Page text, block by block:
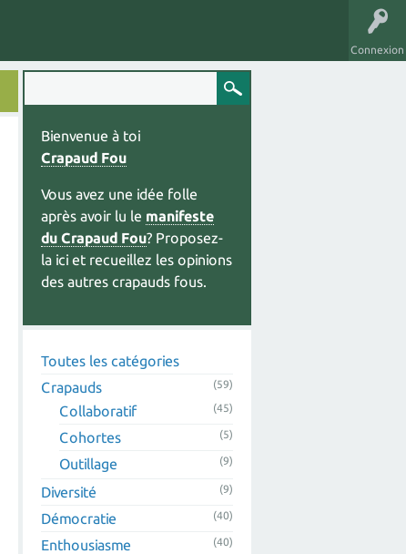
Connexion
Bienvenue à toi
Crapaud Fou
Vous avez une idée folle
après avoir lu le manifeste
du Crapaud Fou? Proposez-
la ici et recueillez les opinions
des autres crapauds fous.
Toutes les catégories
Crapauds
(59)
Collaboratif (45)
Cohortes (5)
Outillage (9)
Diversité (9)
Démocratie (40)
Enthousiasme (40)